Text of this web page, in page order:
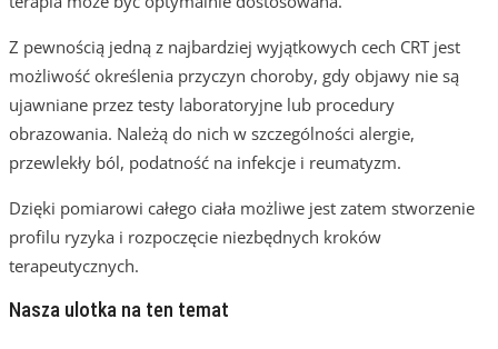
Z pewnością jedną z najbardziej wyjątkowych cech CRT jest
możliwość określenia przyczyn choroby, gdy objawy nie są
ujawniane przez testy laboratoryjne lub procedury
obrazowania. Należą do nich w szczególności alergie,
przewlekły ból, podatność na infekcje i reumatyzm.
Dzięki pomiarowi całego ciała możliwe jest zatem stworzenie
profilu ryzyka i rozpoczęcie niezbędnych kroków
terapeutycznych.
Nasza ulotka na ten temat